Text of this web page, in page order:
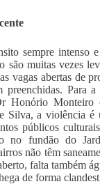
sempre intenso
são muitas vezes
vagas abertas de
preenchidas. Para
Honório Monteiro
Silva, a violência é
públicos
no fundão do
não têm
falta também
de forma